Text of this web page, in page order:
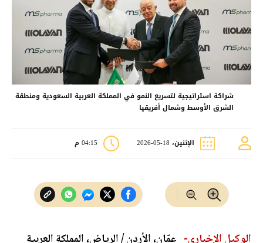
شراكة استراتيجية لتسريع النمو في المملكة العربية السعودية ومنطقة
الشرق الأوسط وشمال أفريقيا
الإثنين، 18-05-2026 04:15 م